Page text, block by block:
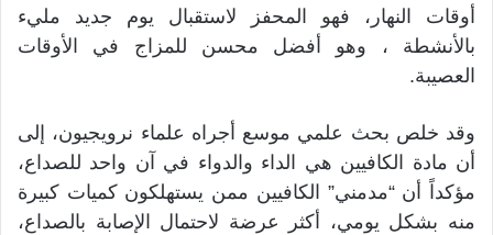
أوقات النهار، فهو المحفز لاستقبال يوم جديد مليء
بالأنشطة ، وهو أفضل محسن للمزاج في الأوقات
العصيبة.
وقد خلص بحث علمي موسع أجراه علماء نرويجيون، إلى
أن مادة الكافيين هي الداء والدواء في آن واحد للصداع،
مؤكداً أن “مدمني” الكافيين ممن يستهلكون كميات كبيرة
منه بشكل يومي، أكثر عرضة لاحتمال الإصابة بالصداع،